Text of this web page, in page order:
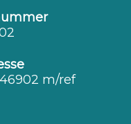
m/ref